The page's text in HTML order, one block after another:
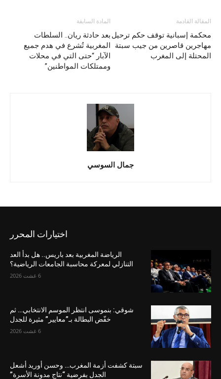
المادة السابقة
بعد حادثة ريان.. السلطات
المغربية تُشرع في هدم جميع
الآبار “حتى التي في محلات
وممتلكات المواطنين”
المقالة القادمة
محكمة إسبانية توقف حكم ترحيل
مهاجرين قاصرين من جيب سبتة
المحتلة إلى المغرب
جمال السوسي
اختيارات المحرر
الرياضة المغربية بعد باريس.. هل بدأ العد
التنازلي لمعركة محاسبة الجامعات الرياضية؟
6 غشت 2026
شوقي: بنموسى انتظر الموسم الانتخابي… ثم
خفّض البطالة بـ”معايير” مثيرة للجدل
6 غشت 2026
سبتة كشفت أزمة المغرب… وحسن أوريد أشعل
الجدل بفرضية “نتاج مدونة الأسرة”